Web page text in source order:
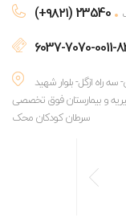
(+۹۸۲۱) 23540
6037-7070-0011-
سه راه ازگل- بلوار شهید
و بیمارستان فوق تخصصی
سرطان کودکان محک